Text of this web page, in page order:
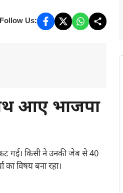
Follow Us:
आए भाजपा
गई। किसी ने उनकी जेब से 40
विषय बना रहा।